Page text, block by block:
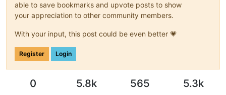
able to save bookmarks and upvote posts to show
your appreciation to other community members.
With your input, this post could be even better 💗
Register Login
0 5.8k 565 5.3k